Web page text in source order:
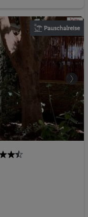
Pauschalreise